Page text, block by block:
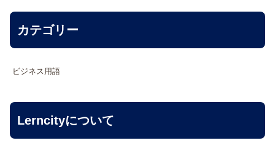
カテゴリー
ビジネス用語
Lerncityについて